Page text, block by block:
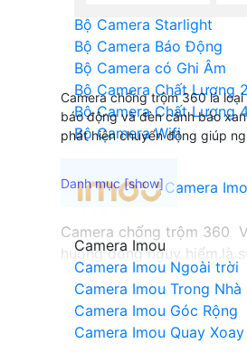
Bộ Camera Starlight
Bộ Camera Báo Động
Bộ Camera có Ghi Âm
Bộ Camera Chất Lượng
Bộ Camera Chất Lượng
Bộ Camera Wifi
Camera
Camera Imou
Camera Imou Ngoài trời
Camera Imou Trong Nhà
Camera Imou Góc Rộng
Camera Imou Quay Xoay
Camera chống trộm 360 là
báo động và đèn cảnh báo
phát hiện chuyển động giúp
Camera chống trộm 360
huống động nguy hiểm.là
chi tiết giúp quan sát một
camera báo động chống
độc đáo hơn của sản
chống trộm 360 không